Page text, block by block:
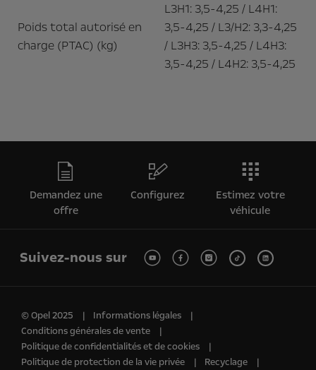
Poids total autorisé en
charge (PTAC) (kg)
L3H1: 3,5-4,25 / L4H1:
3,5-4,25 / L3/H2: 3,3-4,25
/ L3H3: 3,5-4,25 / L4H3:
3,5-4,25 / L4H2: 3,5-4,25
Demandez une
offre
Configurez
Estimez votre
véhicule
Suivez-nous sur
© Opel 2025
Informations légales
Conditions générales de vente
Politique de confidentialités et de cookies
Politique de protection de la vie privée
Recyclage